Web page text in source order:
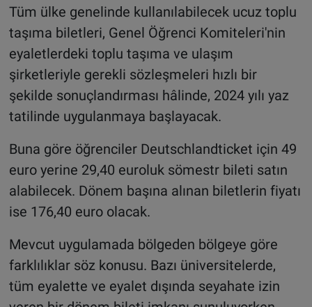
Tüm ülke genelinde kullanılabilecek ucuz toplu
taşıma biletleri, Genel Öğrenci Komiteleri'nin
eyaletlerdeki toplu taşıma ve ulaşım
şirketleriyle gerekli sözleşmeleri hızlı bir
şekilde sonuçlandırması hâlinde, 2024 yılı yaz
tatilinde uygulanmaya başlayacak.
Buna göre öğrenciler Deutschlandticket için 49
euro yerine 29,40 euroluk sömestr bileti satın
alabilecek. Dönem başına alınan biletlerin fiyatı
ise 176,40 euro olacak.
Mevcut uygulamada bölgeden bölgeye göre
farklılıklar söz konusu. Bazı üniversitelerde,
tüm eyalette ve eyalet dışında seyahate izin